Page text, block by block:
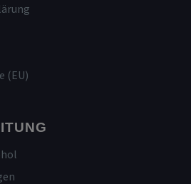
(EU)